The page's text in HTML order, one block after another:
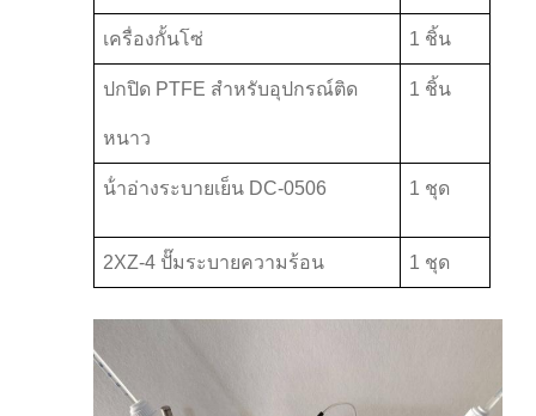
เครื่องกั้นโซ่ 1 ชิ้น
ปกปิด PTFE สําหรับอุปกรณ์ติด
หนาว
1 ชิ้น
น้ําอ่างระบายเย็น DC-0506 1 ชุด
2XZ-4 ปั๊มระบายความร้อน 1 ชุด